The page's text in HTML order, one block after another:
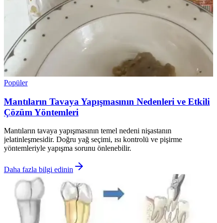
Popüler
Mantıların Tavaya Yapışmasının Nedenleri ve Etkili
Çözüm Yöntemleri
Mantıların tavaya yapışmasının temel nedeni nişastanın
jelatinleşmesidir. Doğru yağ seçimi, ısı kontrolü ve pişirme
yöntemleriyle yapışma sorunu önlenebilir.
Daha fazla bilgi edinin